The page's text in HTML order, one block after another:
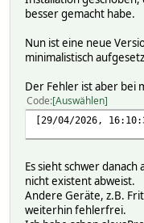
besser gemacht habe.
Nun ist eine neue
minimalistisch
Der Fehler ist aber bei
Code Auswählen
[29/04/2026,
Es sieht schwer danach
nicht existent abweist.
Andere Geräte, z.B.
weiterhin fehlerfrei.